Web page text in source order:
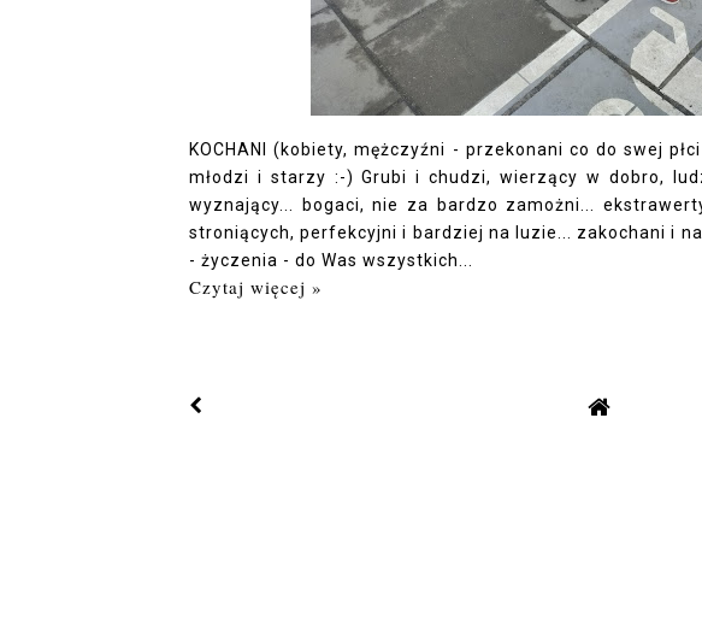
KOCHANI (kobiety, mężczyźni - przekonani co do swej
młodzi i starzy :-) Grubi i chudzi, wierzący w dobro,
wyznający... bogaci, nie za bardzo zamożni...
stroniących, perfekcyjni i bardziej na luzie... zakochani i na
- życzenia - do Was wszystkich...
Czytaj więcej »